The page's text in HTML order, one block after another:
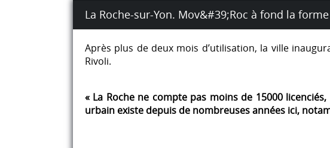
La Roche-sur-Yon. Mov&#39;Roc à fond la
Après plus de deux mois d’utilisation, la ville
Rivoli.
« La Roche ne compte pas moins de 15000
urbain existe depuis de nombreuses années ici,